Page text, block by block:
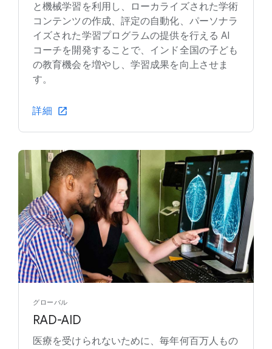
と機械学習を利用し、ローカライズされた学術
コンテンツの作成、評定の自動化、パーソナラ
イズされた学習プログラムの提供を行える AI
コーチを開発することで、インド全国の子ども
の教育機会を増やし、学習成果を向上させま
す。
詳細
グローバル
RAD-AID
医療を受けられないために、毎年何百万人もの